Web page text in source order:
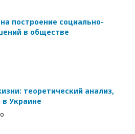
построение социально-
в обществе
теоретический анализ,
Украине